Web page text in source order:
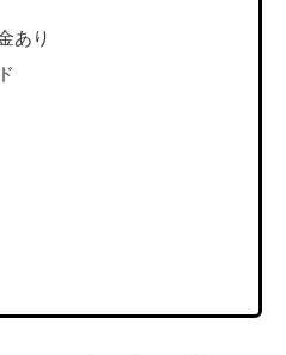
あり